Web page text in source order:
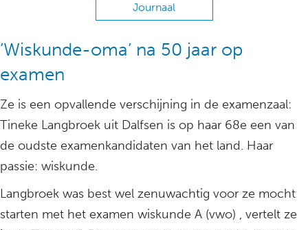
Journaal
’Wiskunde-oma’ na 50 jaar op
examen
Ze is een opvallende verschijning in de examenzaal:
Tineke Langbroek uit Dalfsen is op haar 68e een van
de oudste examenkandidaten van het land. Haar
passie: wiskunde.
Langbroek was best wel zenuwachtig voor ze mocht
starten met het examen wiskunde A (vwo) , vertelt ze